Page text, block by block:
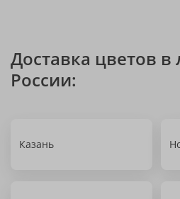
Доставка цветов
России:
Казань